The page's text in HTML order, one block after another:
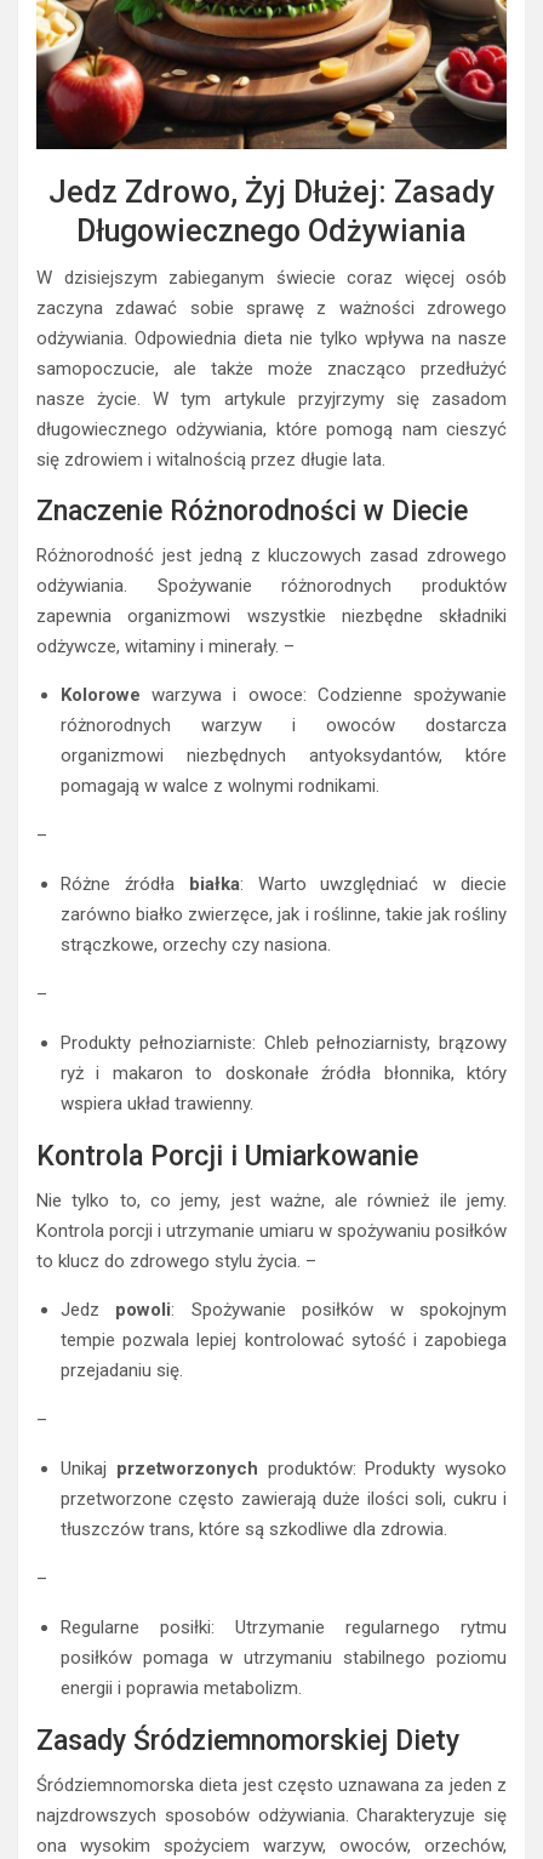
Jedz Zdrowo, Żyj Dłużej: Zasady
Długowiecznego Odżywiania
W dzisiejszym zabieganym świecie coraz więcej osób
zaczyna zdawać sobie sprawę z ważności zdrowego
odżywiania. Odpowiednia dieta nie tylko wpływa na nasze
samopoczucie, ale także może znacząco przedłużyć
nasze życie. W tym artykule przyjrzymy się zasadom
długowiecznego odżywiania, które pomogą nam cieszyć
się zdrowiem i witalnością przez długie lata.
Znaczenie Różnorodności w Diecie
Różnorodność jest jedną z kluczowych zasad zdrowego
odżywiania. Spożywanie różnorodnych produktów
zapewnia organizmowi wszystkie niezbędne składniki
odżywcze, witaminy i minerały. –
Kolorowe warzywa i owoce: Codzienne spożywanie
różnorodnych warzyw i owoców dostarcza
organizmowi niezbędnych antyoksydantów, które
pomagają w walce z wolnymi rodnikami.
–
Różne źródła białka: Warto uwzględniać w diecie
zarówno białko zwierzęce, jak i roślinne, takie jak rośliny
strączkowe, orzechy czy nasiona.
–
Produkty pełnoziarniste: Chleb pełnoziarnisty, brązowy
ryż i makaron to doskonałe źródła błonnika, który
wspiera układ trawienny.
Kontrola Porcji i Umiarkowanie
Nie tylko to, co jemy, jest ważne, ale również ile jemy.
Kontrola porcji i utrzymanie umiaru w spożywaniu posiłków
to klucz do zdrowego stylu życia. –
Jedz powoli: Spożywanie posiłków w spokojnym
tempie pozwala lepiej kontrolować sytość i zapobiega
przejadaniu się.
–
Unikaj przetworzonych produktów: Produkty wysoko
przetworzone często zawierają duże ilości soli, cukru i
tłuszczów trans, które są szkodliwe dla zdrowia.
–
Regularne posiłki: Utrzymanie regularnego rytmu
posiłków pomaga w utrzymaniu stabilnego poziomu
energii i poprawia metabolizm.
Zasady Śródziemnomorskiej Diety
Śródziemnomorska dieta jest często uznawana za jeden z
najzdrowszych sposobów odżywiania. Charakteryzuje się
ona wysokim spożyciem warzyw, owoców, orzechów,